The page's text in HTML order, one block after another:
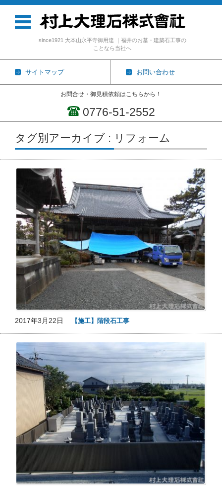
since1921 大本山永平寺御用達 ｜福井のお墓・建築石工事の
ことなら当社へ
サイトマップ お問い合わせ
お問合せ・御見積依頼はこちらから！
0776-51-2552
コンテンツに移動
タグ別アーカイブ : リフォーム
2017年3月22日 【施工】階段石工事